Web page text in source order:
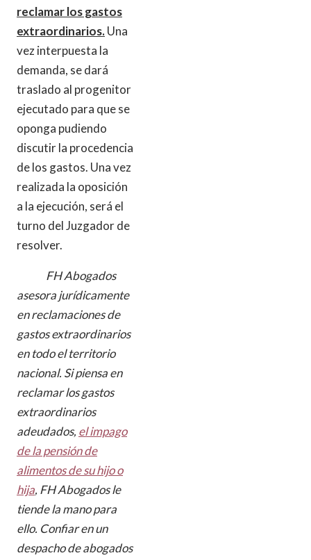
reclamar los gastos
extraordinarios.Una
vez interpuesta la
demanda, se dará
traslado al progenitor
ejecutado para que se
oponga pudiendo
discutir la procedencia
de los gastos. Una vez
realizada la oposición
a la ejecución, será el
turno del Juzgador de
resolver.
FH Abogados
asesora jurídicamente
en reclamaciones de
gastos extraordinarios
en todo el territorio
nacional. Si piensa en
reclamar los gastos
extraordinarios
adeudados, el impago
de la pensión de
alimentos de su hijo o
hija, FH Abogados le
tiende la mano para
ello. Confiar en un
despacho de abogados